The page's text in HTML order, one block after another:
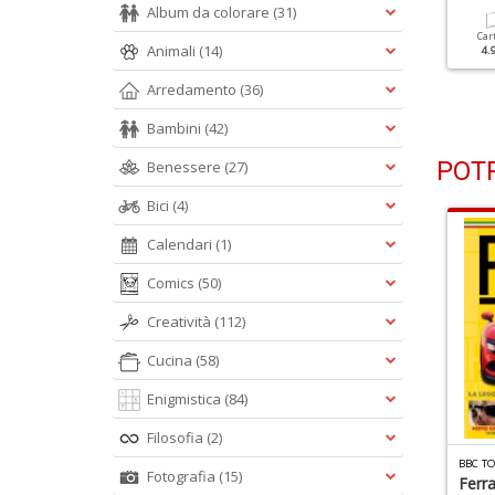
Novità Più Attese
Digitale
2.90 €
Arriva Il DAF XG+ 480
4.90 €
Digitale
2.90 €
Y
OUNGTIMER & RETRO 2 RUOTE N.1
Speciale Polizia
BBC
Album da colorare (31)
Animali (14)
Arredamento (36)
Bambini (42)
Benessere (27)
Bici (4)
Calendari (1)
Comics (50)
Creatività (112)
Cucina (58)
Enigmistica (84)
Filosofia (2)
Fotografia (15)